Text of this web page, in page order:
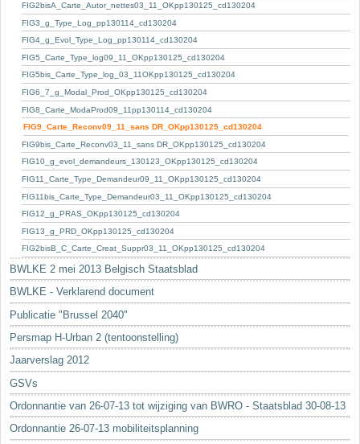
Stedenbouwkundige inlichtingen
FIG2bisA_Carte_Autor_nettes03_11_OKpp130125_cd130204
FIG3_g_Type_Log_pp130114_cd130204
FIG4_g_Evol_Type_Log_pp130114_cd130204
FIG5_Carte_Type_log09_11_OKpp130125_cd130204
FIG5bis_Carte_Type_log_03_11OKpp130125_cd130204
FIG6_7_g_Modal_Prod_OKpp130125_cd130204
FIG8_Carte_ModaProd09_11pp130114_cd130204
FIG9_Carte_Reconv09_11_sans DR_OKpp130125_cd130204
FIG9bis_Carte_Reconv03_11_sans DR_OKpp130125_cd130204
FIG10_g_evol_demandeurs_130123_OKpp130125_cd130204
FIG11_Carte_Type_Demandeur09_11_OKpp130125_cd130204
FIG11bis_Carte_Type_Demandeur03_11_OKpp130125_cd130204
FIG12_g_PRAS_OKpp130125_cd130204
FIG13_g_PRD_OKpp130125_cd130204
FIG2bisB_C_Carte_Creat_Suppr03_11_OKpp130125_cd130204
BWLKE 2 mei 2013 Belgisch Staatsblad
BWLKE - Verklarend document
Publicatie "Brussel 2040"
Persmap H-Urban 2 (tentoonstelling)
Jaarverslag 2012
GSVs
Ordonnantie van 26-07-13 tot wijziging van BWRO - Staatsblad 30-08-13
Ordonnantie 26-07-13 mobiliteitsplanning